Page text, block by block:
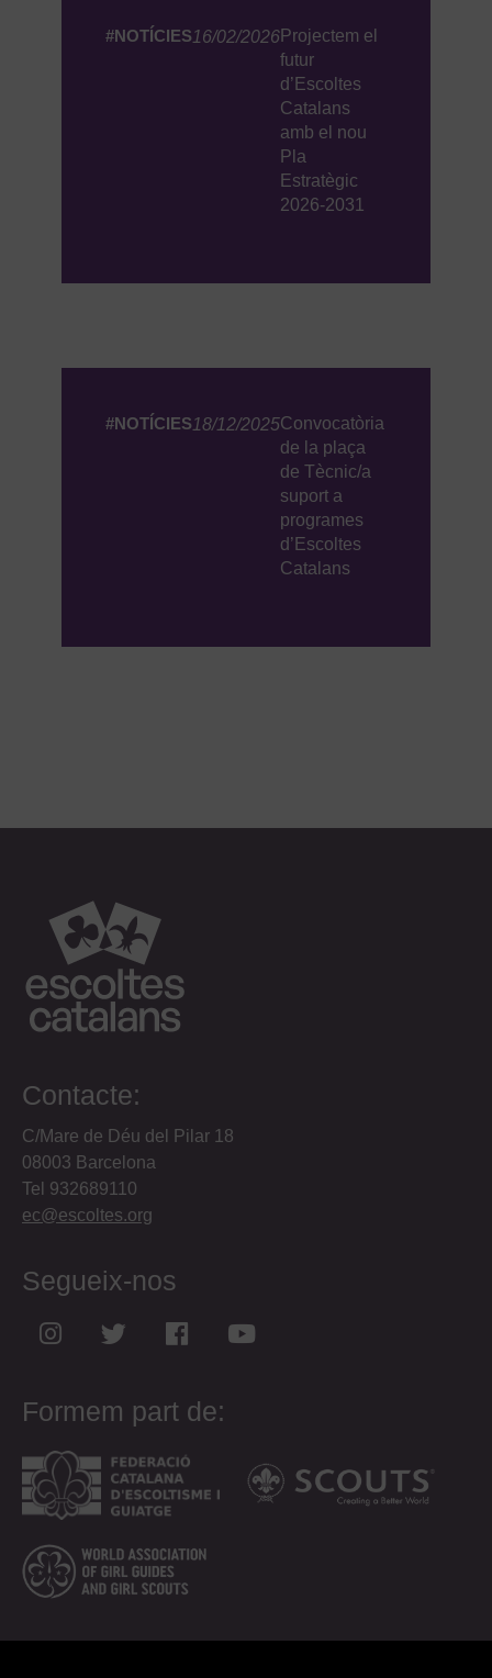
#NOTÍCIES16/02/2026Projectem el
futur
d’Escoltes
Catalans
amb el nou
Pla
Estratègic
2026-2031
#NOTÍCIES18/12/2025Convocatòria
de la plaça
de Tècnic/a
suport a
programes
d’Escoltes
Catalans
Contacte:
C/Mare de Déu del Pilar 18
08003 Barcelona
Tel 932689110
ec@escoltes.org
Segueix-nos
Formem part de: